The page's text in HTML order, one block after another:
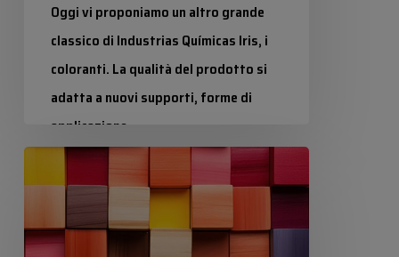
Oggi vi proponiamo un altro grande
classico di Industrias Químicas Iris, i
coloranti. La qualità del prodotto si
adatta a nuovi supporti, forme di
applicazione,…
Industrias Químicas Iris
11 Dicembre 2024
Tinture
e
altro